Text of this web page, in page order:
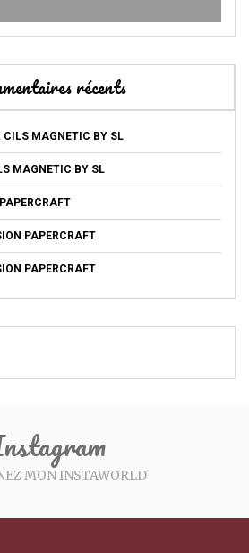
récents
CILS MAGNETIC BY SL
MAGNETIC BY SL
PAPERCRAFT
PAPERCRAFT
MON INSTAWORLD